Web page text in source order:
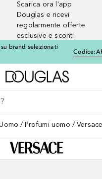
Scarica ora l'app
Douglas e ricevi
regolarmente offerte
esclusive e sconti
su brand selezionati
Codice:
A Douglas
Profumi uomo